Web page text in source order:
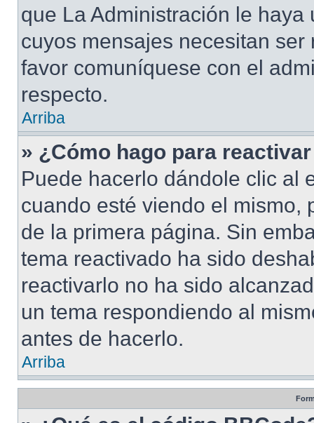
que La Administración le
cuyos mensajes necesitan
favor comuníquese con el
respecto.
Arriba
» ¿Cómo hago para
Puede hacerlo dándole clic al
cuando esté viendo el mismo,
de la primera página. Sin
tema reactivado ha sido
reactivarlo no ha sido
un tema respondiendo al
antes de hacerlo.
Arriba